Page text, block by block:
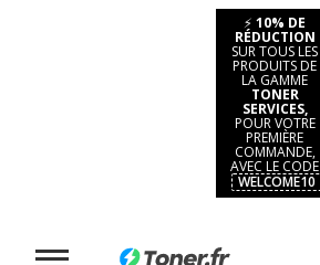
⚡ 10% DE
RÉDUCTION
SUR TOUS LES
PRODUITS DE
LA GAMME
TONER
SERVICES,
POUR VOTRE
PREMIÈRE
COMMANDE,
AVEC LE CODE
WELCOME10